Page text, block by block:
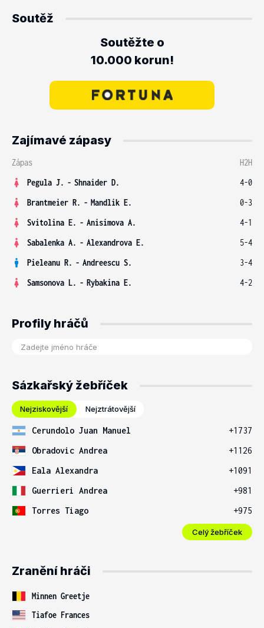
Soutěž
Soutěžte o
10.000 korun!
Zajímavé zápasy
Zápas
H2H
Pegula J. - Shnaider D.
4-0
Brantmeier R. - Mandlik E.
0-3
Svitolina E. - Anisimova A.
4-1
Sabalenka A. - Alexandrova E.
5-4
Pieleanu R. - Andreescu S.
3-4
Samsonova L. - Rybakina E. 4-2
Profily hráčů
Sázkařský žebříček
Nejziskovější Nejztrátovější
Cerundolo Juan Manuel
+1737
Obradovic Andrea
+1126
Eala Alexandra
+1091
Guerrieri Andrea
+981
Torres Tiago
+975
Celý žebříček
Zranění hráči
Minnen Greetje
Tiafoe Frances